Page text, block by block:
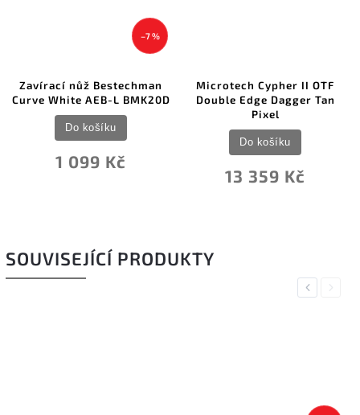
–7 %
Zavírací nůž Bestechman
Curve White AEB-L BMK20D
1 099 Kč
Do košíku
Microtech Cypher II OTF
Double Edge Dagger Tan
Pixel
13 359 Kč
Do košíku
SOUVISEJÍCÍ PRODUKTY
PreviousNext